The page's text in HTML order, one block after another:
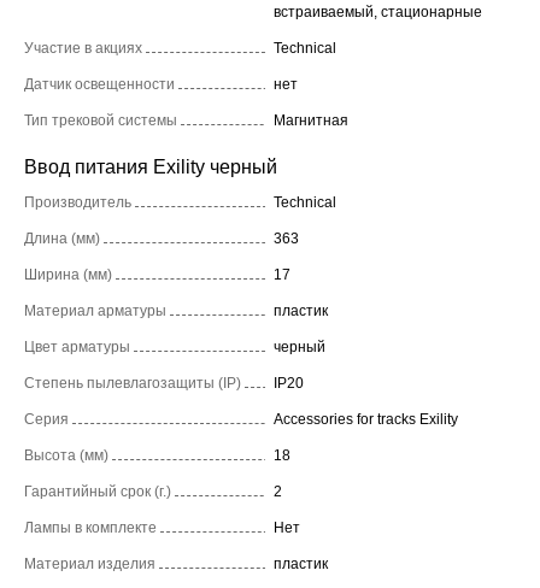
встраиваемый, стационарные
Участие в акциях Technical
Датчик освещенности нет
Тип трековой системы Магнитная
Ввод питания Exility черный
Производитель Technical
Длина (мм) 363
Ширина (мм) 17
Материал арматуры пластик
Цвет арматуры черный
Степень пылевлагозащиты (IP) IP20
Серия Accessories for tracks Exility
Высота (мм) 18
Гарантийный срок (г.) 2
Лампы в комплекте Нет
Материал изделия пластик